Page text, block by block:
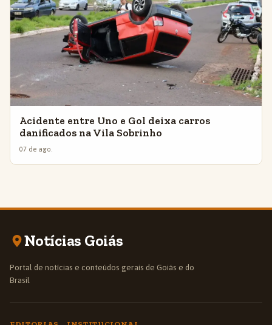
Acidente entre Uno e Gol deixa carros
danificados na Vila Sobrinho
07 de ago.
Notícias Goiás
Portal de notícias e conteúdos gerais de Goiás e do
Brasil